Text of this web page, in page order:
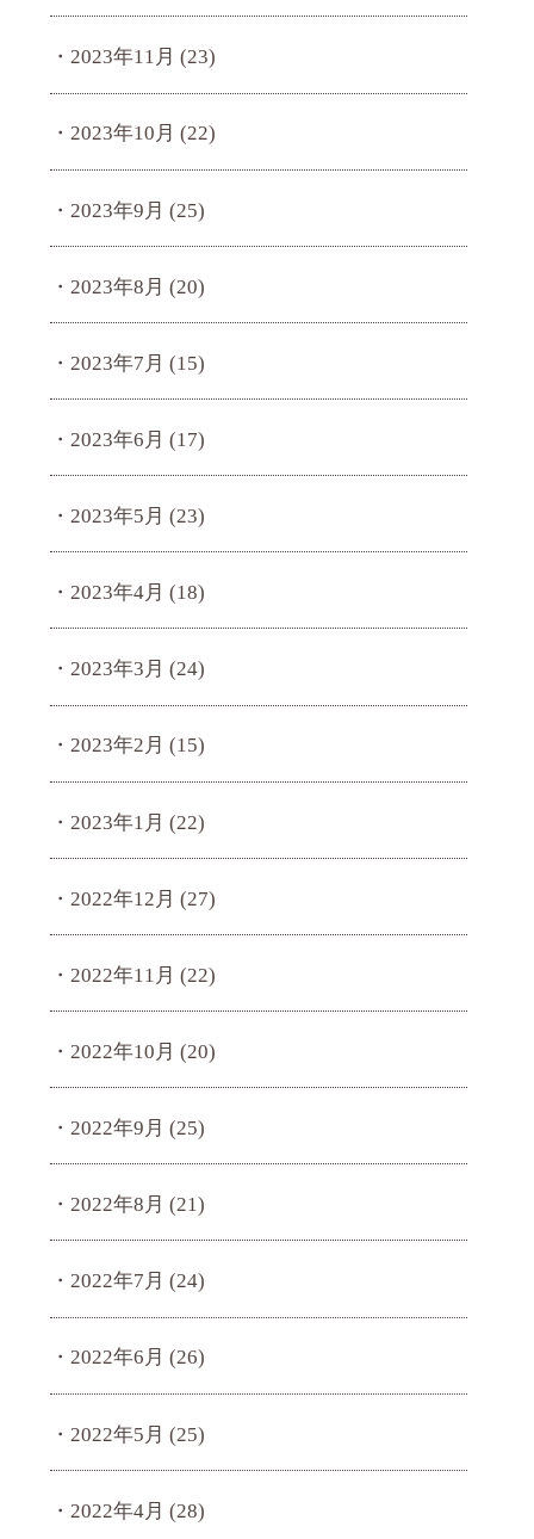
2023年11月 (23)
2023年10月 (22)
2023年9月 (25)
2023年8月 (20)
2023年7月 (15)
2023年6月 (17)
2023年5月 (23)
2023年4月 (18)
2023年3月 (24)
2023年2月 (15)
2023年1月 (22)
2022年12月 (27)
2022年11月 (22)
2022年10月 (20)
2022年9月 (25)
2022年8月 (21)
2022年7月 (24)
2022年6月 (26)
2022年5月 (25)
2022年4月 (28)